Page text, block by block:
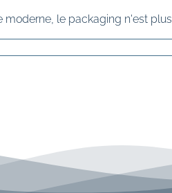
le packaging n'est plus